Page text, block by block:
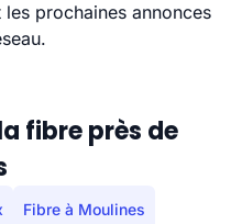
prochaines annonces
fibre près de
Fibre à Moulines